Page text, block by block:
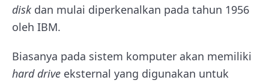
disk dan mulai diperkenalkan pada tahun 1956
oleh IBM.
Biasanya pada sistem komputer akan memiliki
hard drive eksternal yang digunakan untuk